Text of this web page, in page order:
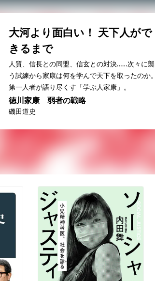
大河より面白い！ 天下人がで
きるまで
人質、信長との同盟、信玄との対決……次々に襲
う試練から家康は何を学んで天下を取ったのか。
第一人者が語り尽くす「学ぶ人家康」。
徳川家康 弱者の戦略
磯田道史